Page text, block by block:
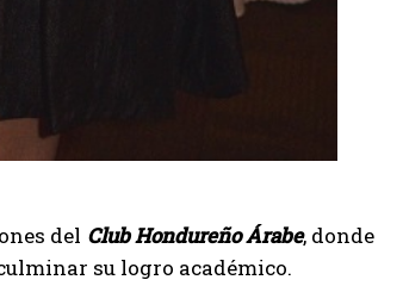
del Club Hondureño Árabe, donde
su logro académico.